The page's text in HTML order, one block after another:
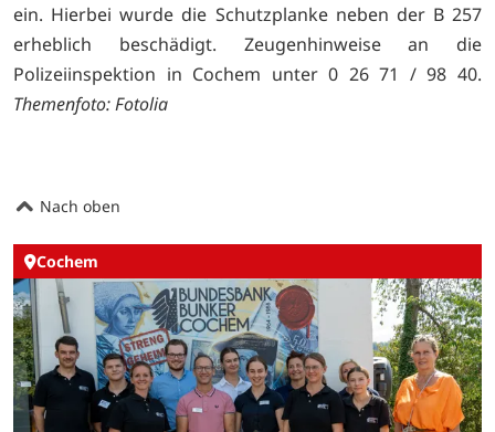
ein. Hierbei wurde die Schutzplanke neben der B 257
erheblich beschädigt. Zeugenhinweise an die
Polizeiinspektion in Cochem unter 0 26 71 / 98 40.
Themenfoto: Fotolia
Nach oben
Cochem